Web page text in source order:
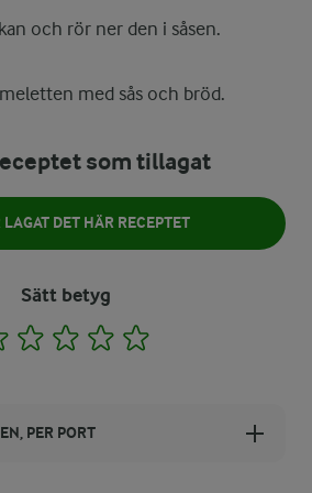
och rör ner den i såsen.
med sås och bröd.
som tillagat
LAGAT DET HÄR RECEPTET
Sätt betyg
1 2 3 4
PER PORT